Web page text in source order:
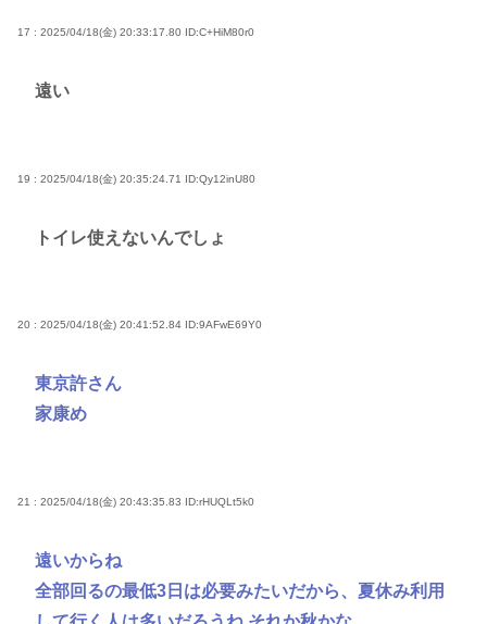
17 : 2025/04/18(金) 20:33:17.80 ID:C+HiM80r0
遠い
19 : 2025/04/18(金) 20:35:24.71 ID:Qy12inU80
トイレ使えないんでしょ
20 : 2025/04/18(金) 20:41:52.84 ID:9AFwE69Y0
東京許さん
家康め
21 : 2025/04/18(金) 20:43:35.83 ID:rHUQLt5k0
遠いからね
全部回るの最低3日は必要みたいだから、夏休み利用